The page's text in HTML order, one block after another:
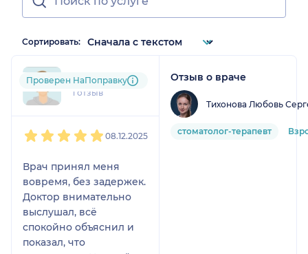
Сортировать:
nik....@....ru
1 отзыв
Проверен НаПоправку
08.12.2025
Врач принял меня
вовремя, без задержек.
Доктор внимательно
выслушал, всё
спокойно объяснил и
показал, что
Отзыв о враче
Тихонова Любовь
стоматолог-терапевт